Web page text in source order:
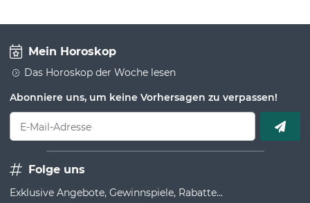
Mein Horoskop
Das Horoskop der Woche lesen
Abonniere uns, um keine Vorhersagen zu verpassen!
E-Mail-Adresse
Folge uns
Exklusive Angebote, Gewinnspiele, Rabatte...